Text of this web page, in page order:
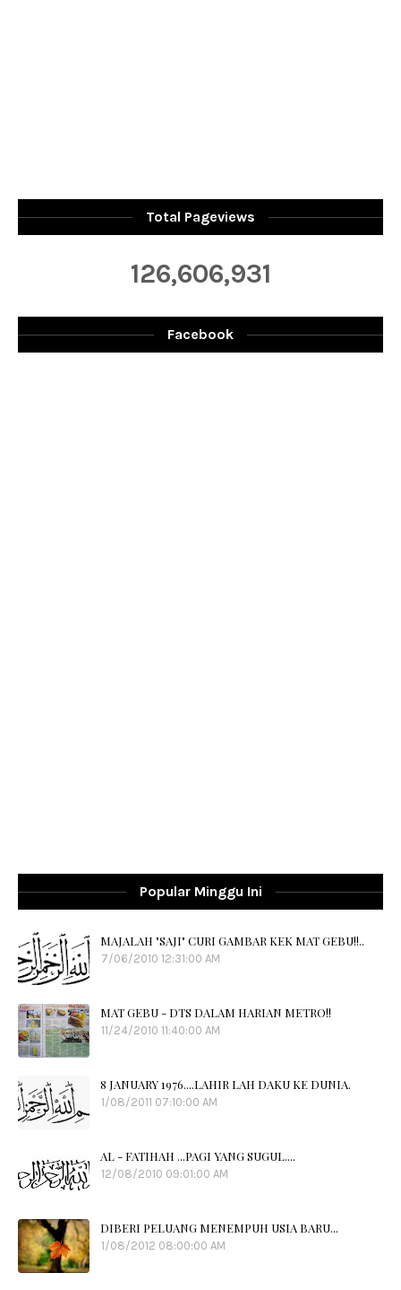
Total Pageviews
126,606,931
Facebook
Popular Minggu Ini
MAJALAH "SAJI" CURI GAMBAR KEK MAT GEBU!!..
7/06/2010 12:31:00 AM
MAT GEBU - DTS DALAM HARIAN METRO!!
11/24/2010 11:40:00 AM
8 JANUARY 1976....LAHIR LAH DAKU KE DUNIA.
1/08/2011 07:10:00 AM
AL - FATIHAH ...PAGI YANG SUGUL....
12/08/2010 09:01:00 AM
DIBERI PELUANG MENEMPUH USIA BARU...
1/08/2012 08:00:00 AM